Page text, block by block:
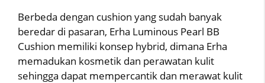
Berbeda dengan cushion yang sudah banyak
beredar di pasaran, Erha Luminous Pearl BB
Cushion memiliki konsep hybrid, dimana Erha
memadukan kosmetik dan perawatan kulit
sehingga dapat mempercantik dan merawat kulit